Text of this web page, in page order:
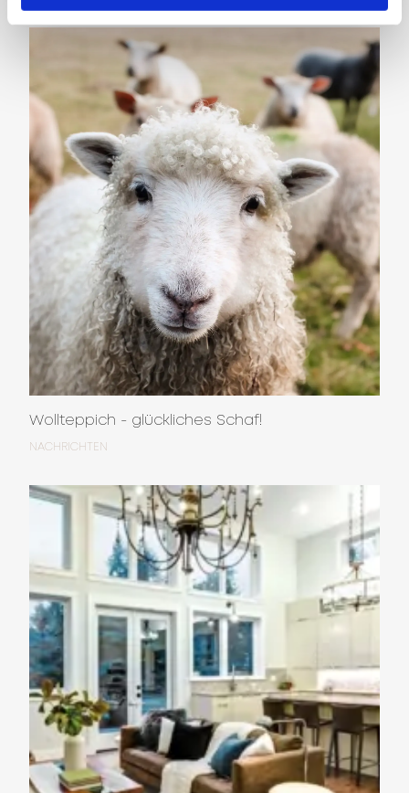
Wollteppich - glückliches Schaf!
NACHRICHTEN